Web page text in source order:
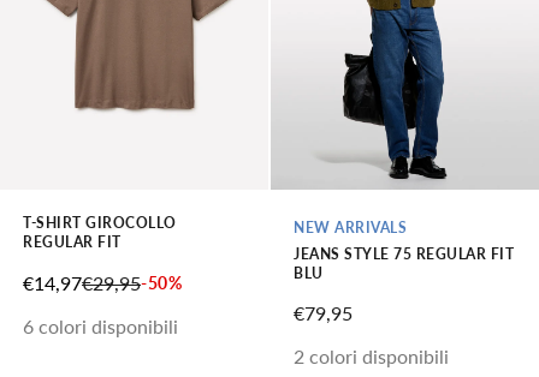
T-SHIRT GIROCOLLO
REGULAR FIT
PREZZO SCONTATO
€14,97PREZZO
€29,95-50%
6 colori disponibili
NEW ARRIVALS
JEANS STYLE 75 REGULAR FIT
BLU
PREZZO SCONTATO
€79,95
2 colori disponibili